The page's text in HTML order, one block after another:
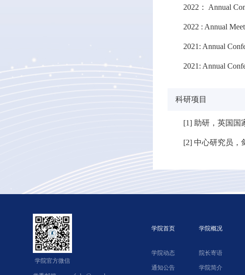
2022： Annual
2022 : Annual
2021: Annual
2021: Annual
科研项目
[1] 助研，英国国
[2] 中心研究员，
学院官方微信
学院首页
学院动态
通知公告
学院概况
院长寄语
学院简介